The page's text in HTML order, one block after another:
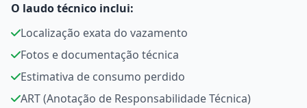
O laudo técnico inclui:
Localização exata do vazamento
Fotos e documentação técnica
Estimativa de consumo perdido
ART (Anotação de Responsabilidade Técnica)